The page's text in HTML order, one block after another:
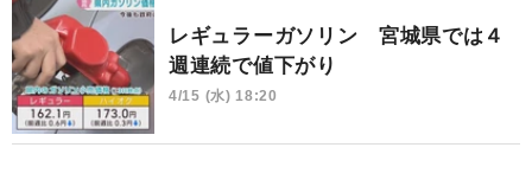
レギュラーガソリン 宮城県では４
週連続で値下がり
4/15 (水) 18:20